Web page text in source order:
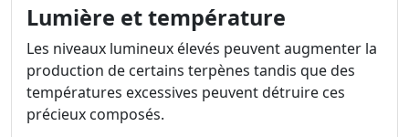
Lumière et température
Les niveaux lumineux élevés peuvent augmenter la
production de certains terpènes tandis que des
températures excessives peuvent détruire ces
précieux composés.